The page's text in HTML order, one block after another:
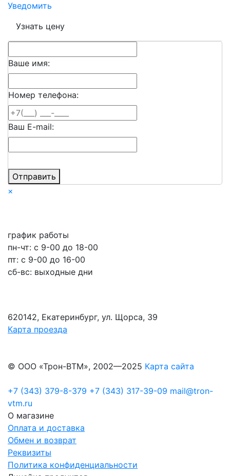
Уведомить
Узнать цену
Ваше имя:
Номер телефона:
Ваш E-mail:
Отправить
×
график работы
пн-чт: c 9-00 до 18-00
пт: с 9-00 до 16-00
сб-вс: выходные дни
620142, Екатеринбург, ул. Щорса, 39
Карта проезда
© ООО «Трон-ВТМ», 2002—2025 Карта сайта
+7 (343) 379-8-379 +7 (343) 317-39-09 mail@tron-
vtm.ru
О магазине
Оплата и доставка
Обмен и возврат
Реквизиты
Политика конфиденциальности